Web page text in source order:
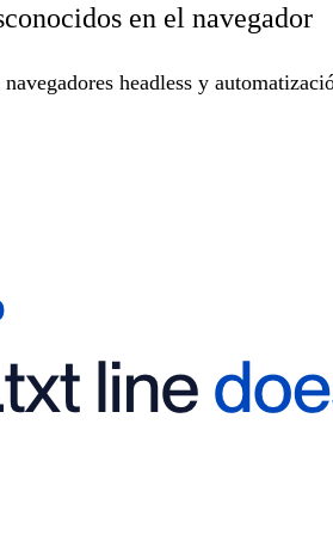
en el navegador
headless y